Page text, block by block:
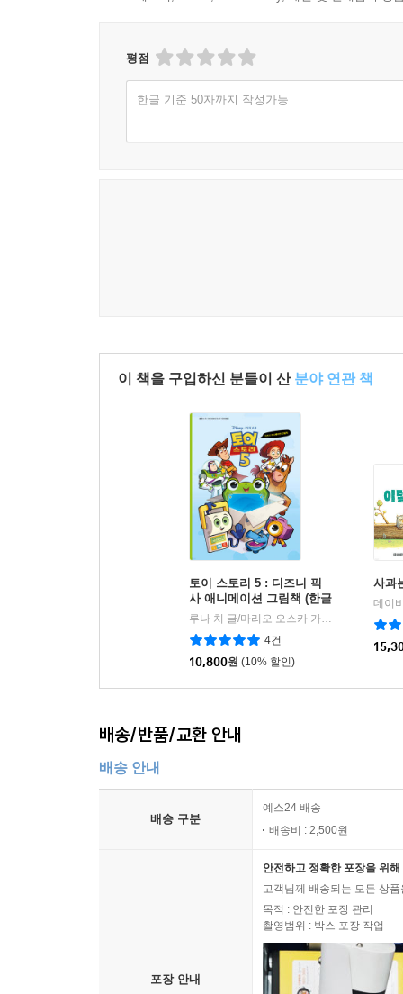
평점
한글 기준 50자까지 작성가능
이 책을 구입하신 분들이 산 분야 연관 책
토이 스토리 5 : 디즈니 픽
사 애니메이션 그림책 (한글
판)
루나 치 글/마리오 오스카 가브리엘레 그림/더모던 편집부 역
4건
10,800원 (10% 할인)
사과
배송/반품/교환 안내
배송 안내
배송 구분
예스24 배송
배송비 : 2,500원
포장 안내
안전하고 정확한 포장을 위
고객님께 배송되는 모든 상
목적 : 안전한 포장 관리
촬영범위 : 박스 포장 작업